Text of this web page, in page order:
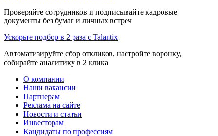
Проверяйте сотрудников и подписывайте кадровые
документы без бумаг и личных встреч
Ускорьте подбор в 2 раза с Talantix
Автоматизируйте сбор откликов, настройте воронку,
собирайте аналитику в 2 клика
О компании
Наши вакансии
Партнерам
Реклама на сайте
Новости и статьи
Инвесторам
Кандидаты по профессиям